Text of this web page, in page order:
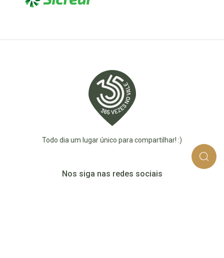
Todo dia um lugar único para compartilhar! :)
Nos siga nas redes sociais